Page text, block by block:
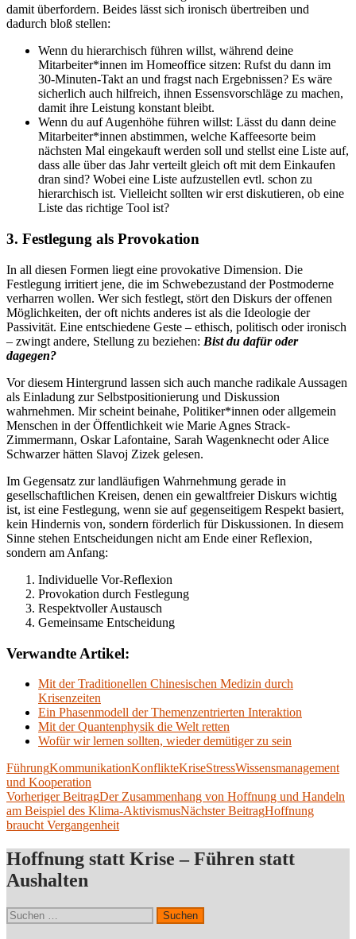
damit überfordern. Beides lässt sich ironisch übertreiben und
dadurch bloß stellen:
Wenn du hierarchisch führen willst, während deine
Mitarbeiter*innen im Homeoffice sitzen: Rufst du dann im
30-Minuten-Takt an und fragst nach Ergebnissen? Es wäre
sicherlich auch hilfreich, ihnen Essensvorschläge zu machen,
damit ihre Leistung konstant bleibt.
Wenn du auf Augenhöhe führen willst: Lässt du dann deine
Mitarbeiter*innen abstimmen, welche Kaffeesorte beim
nächsten Mal eingekauft werden soll und stellst eine Liste auf,
dass alle über das Jahr verteilt gleich oft mit dem Einkaufen
dran sind? Wobei eine Liste aufzustellen evtl. schon zu
hierarchisch ist. Vielleicht sollten wir erst diskutieren, ob eine
Liste das richtige Tool ist?
3. Festlegung als Provokation
In all diesen Formen liegt eine provokative Dimension. Die
Festlegung irritiert jene, die im Schwebezustand der Postmoderne
verharren wollen. Wer sich festlegt, stört den Diskurs der offenen
Möglichkeiten, der oft nichts anderes ist als die Ideologie der
Passivität. Eine entschiedene Geste – ethisch, politisch oder ironisch
– zwingt andere, Stellung zu beziehen: Bist du dafür oder
dagegen?
Vor diesem Hintergrund lassen sich auch manche radikale Aussagen
als Einladung zur Selbstpositionierung und Diskussion
wahrnehmen. Mir scheint beinahe, Politiker*innen oder allgemein
Menschen in der Öffentlichkeit wie Marie Agnes Strack-
Zimmermann, Oskar Lafontaine, Sarah Wagenknecht oder Alice
Schwarzer hätten Slavoj Zizek gelesen.
Im Gegensatz zur landläufigen Wahrnehmung gerade in
gesellschaftlichen Kreisen, denen ein gewaltfreier Diskurs wichtig
ist, ist eine Festlegung, wenn sie auf gegenseitigem Respekt basiert,
kein Hindernis von, sondern förderlich für Diskussionen. In diesem
Sinne stehen Entscheidungen nicht am Ende einer Reflexion,
sondern am Anfang:
Individuelle Vor-Reflexion
Provokation durch Festlegung
Respektvoller Austausch
Gemeinsame Entscheidung
Verwandte Artikel:
Mit der Traditionellen Chinesischen Medizin durch
Krisenzeiten
Ein Phasenmodell der Themenzentrierten Interaktion
Mit der Quantenphysik die Welt retten
Wofür wir lernen sollten, wieder demütiger zu sein
FührungKommunikationKonflikteKriseStressWissensmanagement
und Kooperation
Beitragsnavigation
Vorheriger BeitragDer Zusammenhang von Hoffnung und Handeln
am Beispiel des Klima-AktivismusNächster BeitragHoffnung
braucht Vergangenheit
Hoffnung statt Krise – Führen statt
Aushalten
Suchen
nach: